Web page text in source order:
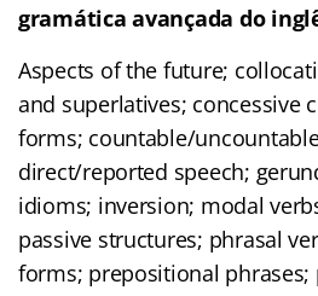
gramática avançada do
Aspects of the future;
and superlatives; concessive
forms; countable/
direct/reported speech;
idioms; inversion; modal
passive structures; phrasal
forms; prepositional phrases;